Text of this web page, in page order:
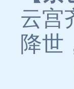
云宫
降世